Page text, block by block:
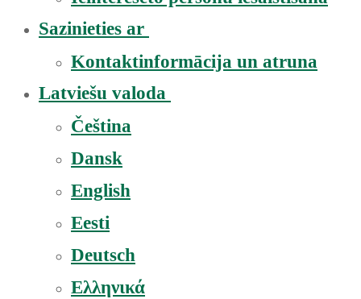
Sazinieties ar
Kontaktinformācija un atruna
Latviešu valoda
Čeština
Dansk
English
Eesti
Deutsch
Ελληνικά